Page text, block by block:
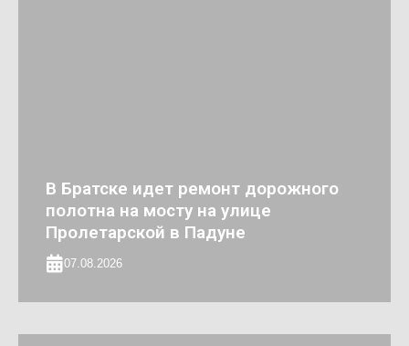
В Братске идет ремонт дорожного
полотна на мосту на улице
Пролетарской в Падуне
07.08.2026